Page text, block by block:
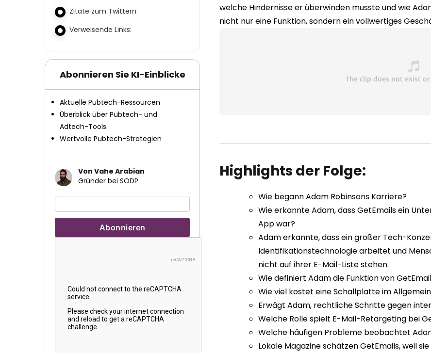
Zitate zum Twittern:
Verweisende Links:
Abonnieren Sie KI-Einblicke
Aktuelle Pubtech-Ressourcen
Überblick über Pubtech- und
Adtech-Tools
Wertvolle Pubtech-Strategien
Von Vahe Arabian
Gründer bei SODP
welche Hindernisse er überwinden musste und wie
nicht nur eine Funktion, sondern ein vollwertiges
Highlights der Folge:
Wie begann Adam Robinsons Karriere?
Wie erkannte Adam, dass GetEmails ein
App war?
Adam erkannte, dass ein großer Tech-
Identifikationstechnologie arbeitet und
nicht auf ihrer E-Mail-Liste stehen.
Wie definiert Adam die Funktion von
Wie viel kostet eine Schallplatte im
Erwägt Adam, rechtliche Schritte gegen
Welche Rolle spielt E-Mail-Retargeting bei
Welche häufigen Probleme beobachtet
Lokale Magazine schätzen GetEmails, weil